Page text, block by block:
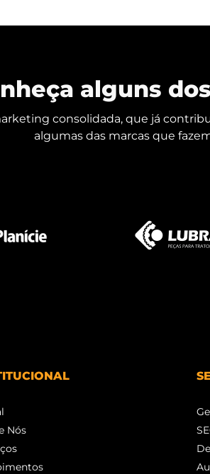
alguns dos
consolidada, que já
algumas das marcas que
Nós